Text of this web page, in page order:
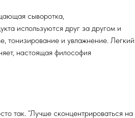
сыворотка,
используются друг за другом и
тонизирование и увлажнение. Легкий
настоящая философия
так. “Лучше сконцентрироваться на